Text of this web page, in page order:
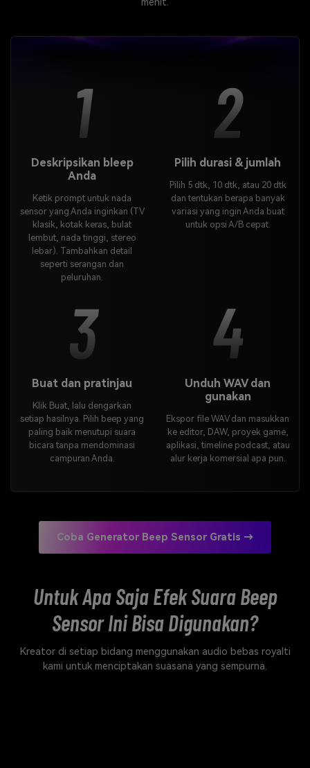
1
Deskripsikan bleep
Anda
Ketik prompt untuk nada
sensor yang Anda inginkan (TV
klasik, kotak keras, bulat
lembut, nada tinggi, stereo
lebar). Tambahkan detail
seperti serangan dan
peluruhan.
2
Pilih durasi & jumlah
Pilih 5 dtk, 10 dtk, atau 20 dtk
dan tentukan berapa banyak
variasi yang ingin Anda buat
untuk opsi A/B cepat.
3
Buat dan pratinjau
Klik Buat, lalu dengarkan
setiap hasilnya. Pilih beep yang
paling baik menutupi suara
bicara tanpa mendominasi
campuran Anda.
4
Unduh WAV dan
gunakan
Ekspor file WAV dan masukkan
ke editor, DAW, proyek game,
aplikasi, timeline podcast, atau
alur kerja komersial apa pun.
Coba Generator Beep Sensor Gratis →
Untuk Apa Saja Efek Suara Beep
Sensor Ini Bisa Digunakan?
Kreator di setiap bidang menggunakan audio bebas royalti
kami untuk menciptakan suasana yang sempurna.